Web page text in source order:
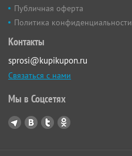
Публичная оферта
Политика конфиденциальности
Контакты
sprosi@kupikupon.ru
Связаться с нами
Мы в Соцсетях